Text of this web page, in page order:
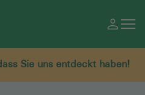
Sie uns entdeckt haben!